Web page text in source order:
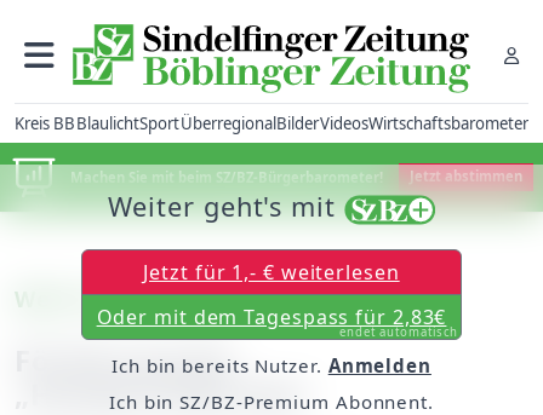
Kreis BBBlaulichtSportÜberregionalBilderVideosWirtschaftsbarometer
Machen Sie mit beim SZ/BZ-Bürgerbarometer! Jetzt abstimmen
Weil im Schönbuch
Förderung für
„Hauptstraße/See“
Weiter geht's mit
Jetzt für 1,- € weiterlesen
Oder mit dem Tagespass für 2,83€
endet automatisch
Ich bin bereits Nutzer. Anmelden
Ich bin SZ/BZ-Premium Abonnent.